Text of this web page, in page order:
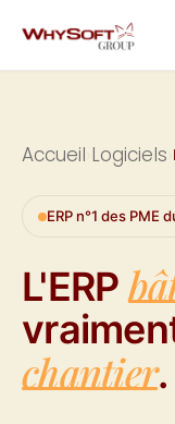
Accueil Logiciels
ERP n°1 des PME
L'ERP
chantier.